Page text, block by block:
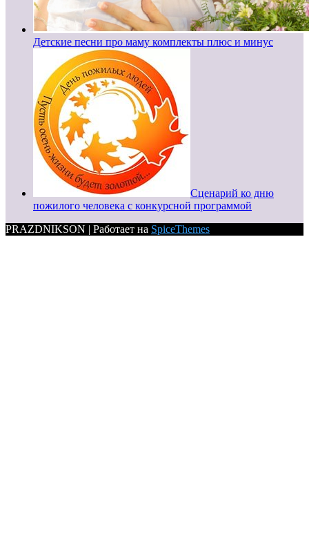
Детские песни про маму комплекты плюс и минус
Сценарий ко дню
пожилого человека с конкурсной программой
PRAZDNIKSON | Работает на SpiceThemes